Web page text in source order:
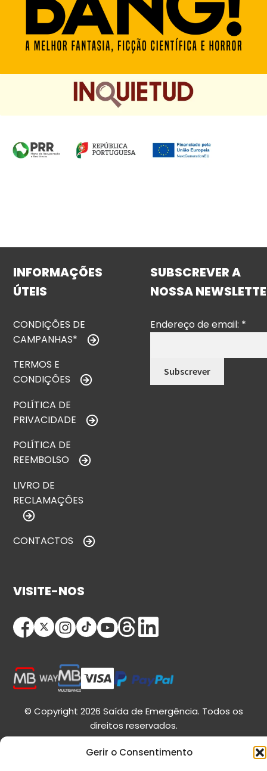
Gerir o Consentimento
INFORMAÇÕES
ÚTEIS
CONDIÇÕES DE
CAMPANHAS*
TERMOS E
CONDIÇÕES
POLÍTICA DE
PRIVACIDADE
POLÍTICA DE
REEMBOLSO
LIVRO DE
RECLAMAÇÕES
CONTACTOS
SUBSCREVER A
NOSSA
Endereço de email: *
VISITE-NOS
© Copyright 2026 Saída de Emergência. Todos os
direitos reservados.